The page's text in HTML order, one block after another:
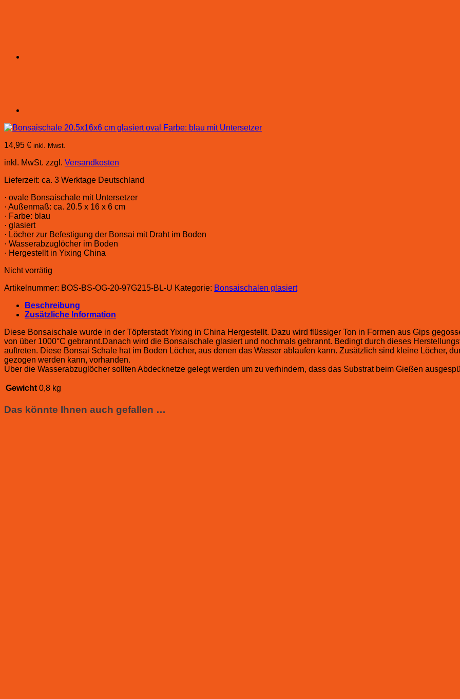
14,95 € inkl. Mwst.
inkl. MwSt. zzgl. Versandkosten
Lieferzeit: ca. 3 Werktage Deutschland
· ovale Bonsaischale mit Untersetzer
· Außenmaß: ca. 20.5 x 16 x 6 cm
· Farbe: blau
· glasiert
· Löcher zur Befestigung der Bonsai mit Draht im Boden
· Wasserabzuglöcher im Boden
· Hergestellt in Yixing China
Nicht vorrätig
Artikelnummer: BOS-BS-OG-20-97G215-BL-U Kategorie: Bonsaischalen glasiert
Beschreibung
Zusätzliche Information
Diese Bonsaischale wurde in der Töpferstadt Yixing in China Hergestellt. Dazu wird flüssiger Ton in Formen aus Gips
von über 1000°C gebrannt.Danach wird die Bonsaischale glasiert und nochmals gebrannt. Bedingt durch dieses
auftreten. Diese Bonsai Schale hat im Boden Löcher, aus denen das Wasser ablaufen kann. Zusätzlich sind kleine Löcher,
gezogen werden kann, vorhanden.
Über die Wasserabzuglöcher sollten Abdecknetze gelegt werden um zu verhindern, dass das Substrat beim Gießen
Gewicht 0,8 kg
Das könnte Ihnen auch gefallen …